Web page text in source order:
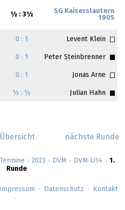
Termine > 2023 > DVM > DVM U14 > 1.
Runde
½ : 3½
SG Kaiserslautern
1905
0 : 1 Levent Klein
0 : 1 Peter Steinbrenner
0 : 1 Jonas Arne
½ : ½ Julian Hahn
Übersicht nächste Runde
Impressum Datenschutz Kontakt